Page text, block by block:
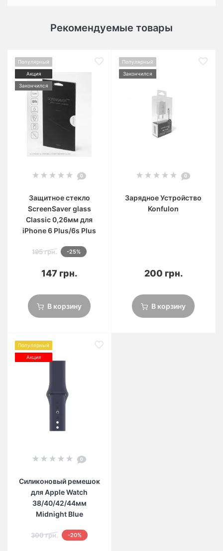
Рекомендуемые товары
Популярный
Акция
Закончился
0
Защитное стекло
ScreenSaver glass
Classic 0,26мм для
iPhone 6 Plus/6s Plus
195 грн. -25%
147 грн.
В корзину
Популярный
Закончился
0
Зарядное Устройство
Konfulon
200 грн.
В корзину
Популярный
Акция
0
Силиконовый ремешок
для Apple Watch
38/40/42/44мм
Midnight Blue
300 грн. -20%